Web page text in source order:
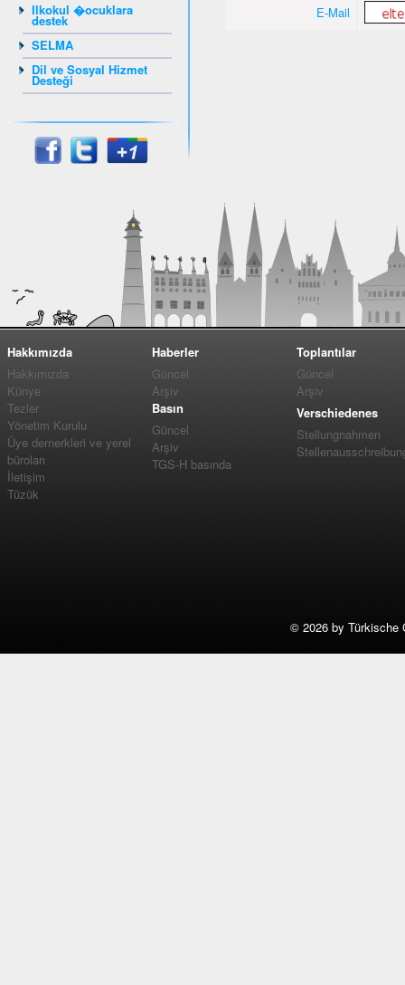
Ilkokul �ocuklara
destek
SELMA
Dil ve Sosyal Hizmet
Desteği
E-Mail
Hakkımızda
Hakkımızda
Künye
Tezler
Yönetim Kurulu
Üye dernerkleri ve yerel
büroları
İletişim
Tüzük
Haberler
Güncel
Arşiv
Basın
Güncel
Arşiv
TGS-H basında
Toplantılar
Güncel
Arşiv
Verschiedenes
Stellungnahmen
© 2026 by Türkische